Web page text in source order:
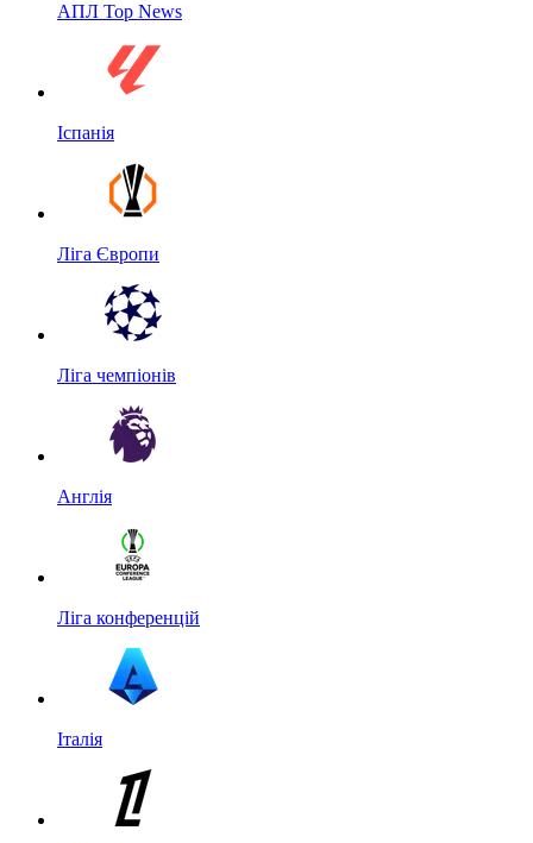
АПЛ Top News
Іспанія
Ліга Європи
Ліга чемпіонів
Англія
Ліга конференцій
Італія